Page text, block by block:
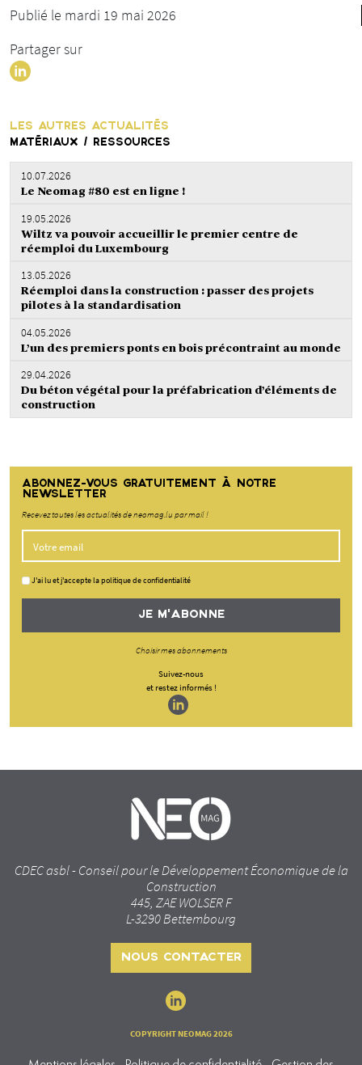
Publié le mardi 19 mai 2026
Partager sur
LES AUTRES ACTUALITÉS
MATÉRIAUX / RESSOURCES
10.07.2026
Le Neomag #80 est en ligne !
19.05.2026
Wiltz va pouvoir accueillir le premier centre de
réemploi du Luxembourg
13.05.2026
Réemploi dans la construction : passer des projets
pilotes à la standardisation
04.05.2026
L’un des premiers ponts en bois précontraint au monde
29.04.2026
Du béton végétal pour la préfabrication d’éléments de
construction
ABONNEZ-VOUS GRATUITEMENT À NOTRE
NEWSLETTER
Recevez toutes les actualités de neomag.lu par mail !
J'ai lu et j'accepte la politique de confidentialité
JE M'ABONNE
Choisir mes abonnements
Suivez-nous
et restez informés !
CDEC asbl - Conseil pour le Développement Économique de la
Construction
445, ZAE WOLSER F
L-3290 Bettembourg
NOUS CONTACTER
COPYRIGHT NEOMAG 2026